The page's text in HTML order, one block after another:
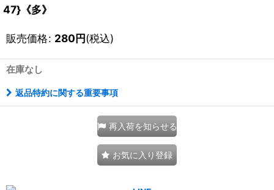
47}《多》
販売価格: 280円(税込)
在庫なし
返品特約に関する重要事項
再入荷を知らせる
お気に入り登録